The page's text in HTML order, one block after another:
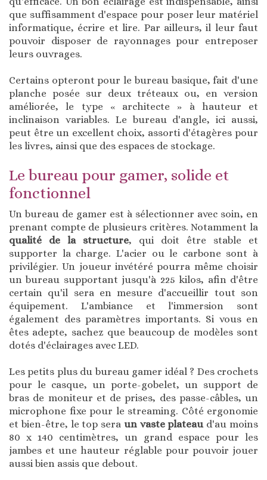
que suffisamment d'espace pour poser leur matériel
informatique, écrire et lire. Par ailleurs, il leur faut
pouvoir disposer de rayonnages pour entreposer
leurs ouvrages.
Certains opteront pour le bureau basique, fait d'une
planche posée sur deux tréteaux ou, en version
améliorée, le type « architecte » à hauteur et
inclinaison variables. Le bureau d'angle, ici aussi,
peut être un excellent choix, assorti d'étagères pour
les livres, ainsi que des espaces de stockage.
Le bureau pour gamer, solide et
fonctionnel
Un bureau de gamer est à sélectionner avec soin, en
prenant compte de plusieurs critères. Notamment la
qualité de la structure, qui doit être stable et
supporter la charge. L'acier ou le carbone sont à
privilégier. Un joueur invétéré pourra même choisir
un bureau supportant jusqu'à 225 kilos, afin d'être
certain qu'il sera en mesure d'accueillir tout son
équipement. L'ambiance et l'immersion sont
également des paramètres importants. Si vous en
êtes adepte, sachez que beaucoup de modèles sont
dotés d'éclairages avec LED.
Les petits plus du bureau gamer idéal ? Des crochets
pour le casque, un porte-gobelet, un support de
bras de moniteur et de prises, des passe-câbles, un
microphone fixe pour le streaming. Côté ergonomie
et bien-être, le top sera un vaste plateaud'au moins
80 x 140 centimètres, un grand espace pour les
jambes et une hauteur réglable pour pouvoir jouer
aussi bien assis que debout.